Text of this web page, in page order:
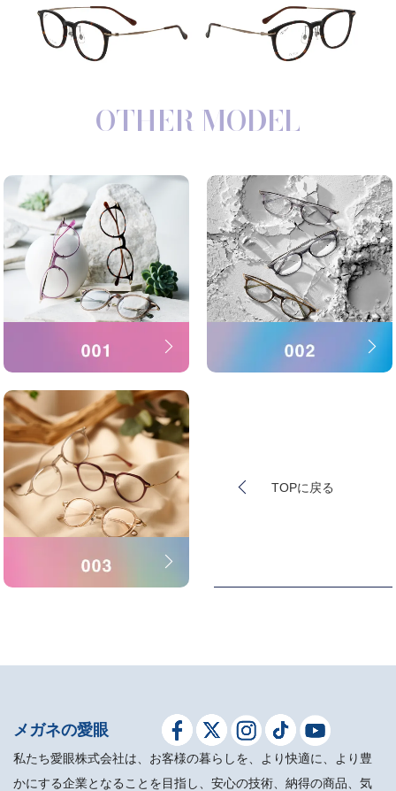
OTHER MODEL
TOPに戻る
メガネの愛眼
私たち愛眼株式会社は、お客様の暮らしを、より快適に、より豊
かにする企業となることを目指し、安心の技術、納得の商品、気